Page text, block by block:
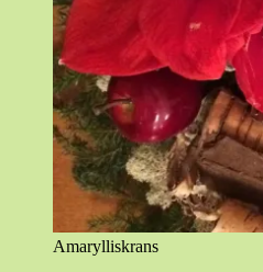
Amarylliskrans